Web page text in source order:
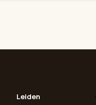
Leiden